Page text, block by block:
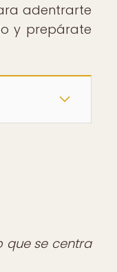
adentrarte
y prepárate
se centra